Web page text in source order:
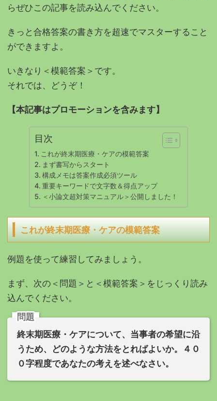
らぜひこの記事を読み込んでください。
きっと合格答案の書き方を超速でマスターすること
ができますよ。
いきなり＜模範答案＞です。
それでは、どうぞ！
【本記事はプロモーションを含みます】
目次
これが終末期医療・ケアの模範答案
まず書写からスタート
構成メモは答案作成必須ツール
重要キーワードで文字数＆得点アップ
＜小論文超対策マニュアル＞公開しました！
これが終末期医療・ケアの模範答案
例題を使って練習してみましょう。
まず、次の＜問題＞と＜模範答案＞をじっくり読み
込んでください。
問題
終末期医療・ケアについて、当事者の希望に沿
うため、どのような方法をとればよいか。４０
０字程度であなたの考えを述べなさい。